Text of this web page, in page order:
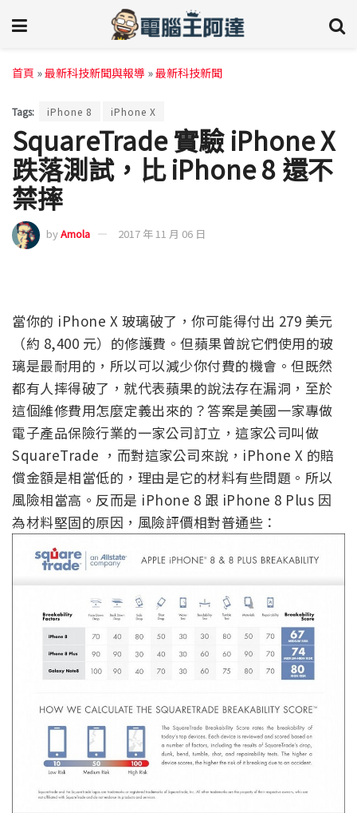
首頁 »最新科技新聞與報導 »最新科技新聞
Tags: iPhone 8 iPhone X
SquareTrade 實驗 iPhone X
跌落測試，比 iPhone 8 還不
禁摔
byAmola 2017 年 11 月 06 日
當你的 iPhone X 玻璃破了，你可能得付出 279 美元
（約 8,400 元）的修護費。但蘋果曾說它們使用的玻
璃是最耐用的，所以可以減少你付費的機會。但既然
都有人摔得破了，就代表蘋果的說法存在漏洞，至於
這個維修費用怎麼定義出來的？答案是美國一家專做
電子產品保險行業的一家公司訂立，這家公司叫做
SquareTrade ，而對這家公司來說，iPhone X 的賠
償金額是相當低的，理由是它的材料有些問題。所以
風險相當高。反而是 iPhone 8 跟 iPhone 8 Plus 因
為材料堅固的原因，風險評價相對普通些：